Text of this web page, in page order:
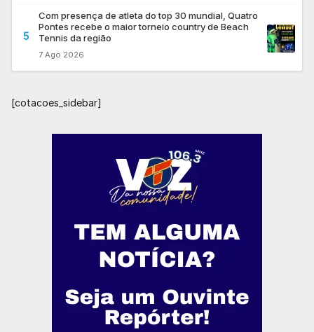
5
Com presença de atleta do top 30 mundial, Quatro
Pontes recebe o maior torneio country de Beach
Tennis da região
7 Ago 2026
[cotacoes_sidebar]